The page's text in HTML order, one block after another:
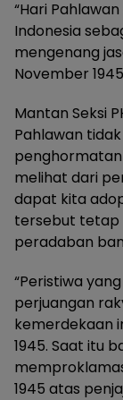
“Hari
Indonesia
mengenang
November
Mantan Seksi
Pahlawan
penghormatan
melihat dari
dapat kita
tersebut tetap
peradaban
“Peristiwa
perjuangan
kemerdekaan
1945. Saat itu
1945 atas